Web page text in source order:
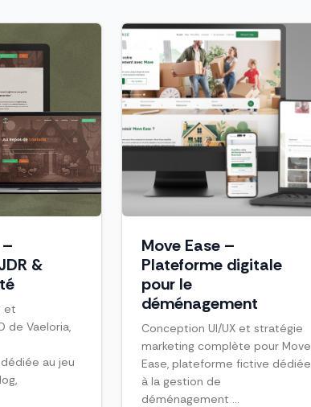
&
et
de Vaeloria,
au jeu
Move Ease –
Plateforme digitale
pour le
déménagement
Conception UI/UX et stratégie
marketing complète pour Move
Ease, plateforme fictive dédiée
à la gestion de
déménagement ...